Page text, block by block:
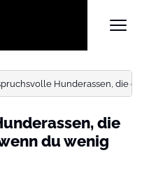
Hunderassen, die du
die
du wenig